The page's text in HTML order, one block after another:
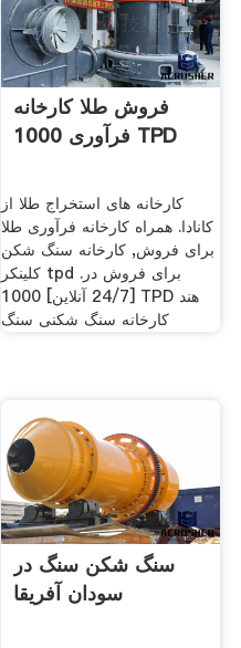
فروش طلا کارخانه
فرآوری 1000 TPD
کارخانه های استخراج طلا از
کانادا. همراه کارخانه فرآوری طلا
برای فروش, کارخانه سنگ شکن
کلینکر tpd برای فروش در.
[24/7 آنلاین] 1000 TPD هند
کارخانه سنگ شکنی سنگ
سنگ شکن سنگ در
سودان آفریقا